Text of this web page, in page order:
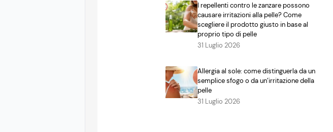
I repellenti contro le zanzare possono
causare irritazioni alla pelle? Come
scegliere il prodotto giusto in base al
proprio tipo di pelle
31 Luglio 2026
Allergia al sole: come distinguerla da un
semplice sfogo o da un’irritazione della
pelle
31 Luglio 2026